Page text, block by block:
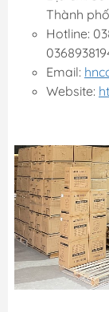
Thành
Hotline:
Email:
Website: